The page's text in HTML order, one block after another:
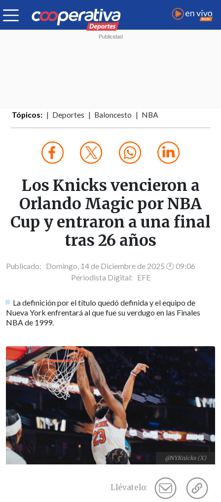
Tópicos: Deportes Baloncesto NBA
Los Knicks vencieron a
Orlando Magic por NBA
Cup y entraron a una final
tras 26 años
Publicado: Domingo, 14 de Diciembre de 2025 🕐 09:06
Periodista Digital: EFE
La definición por el título quedó definida y el equipo de
Nueva York enfrentará al que fue su verdugo en las Finales
NBA de 1999.
@NYKnicks (X)
Llévatelo: